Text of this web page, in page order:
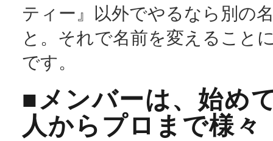
ティー』以外でやるなら別の
と。それで名前を変えること
です。
■メンバーは、始め
人からプロまで様々